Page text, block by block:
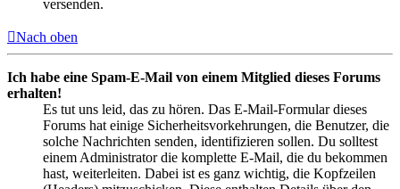
versenden.
Nach oben
Ich habe eine Spam-E-Mail von einem Mitglied dieses Forums
erhalten!
Es tut uns leid, das zu hören. Das E-Mail-Formular dieses
Forums hat einige Sicherheitsvorkehrungen, die Benutzer, die
solche Nachrichten senden, identifizieren sollen. Du solltest
einem Administrator die komplette E-Mail, die du bekommen
hast, weiterleiten. Dabei ist es ganz wichtig, die Kopfzeilen